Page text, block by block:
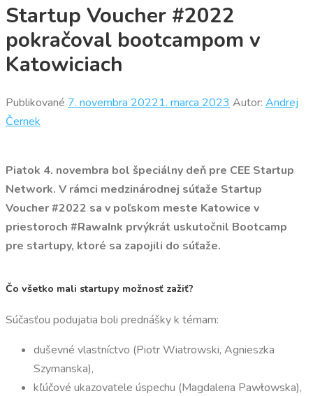
Startup Voucher #2022
pokračoval bootcampom v
Katowiciach
Publikované 7. novembra 20221. marca 2023 Autor: Andrej
Černek
Piatok 4. novembra bol špeciálny deň pre CEE Startup
Network. V rámci medzinárodnej súťaže Startup
Voucher#2022 sa v poľskom meste Katowice v
priestoroch #RawaInk prvýkrát uskutočnil Bootcamp
pre startupy, ktoré sa zapojili do súťaže.
Čo všetko mali startupy možnosť zažiť?
Súčasťou podujatia boli prednášky k témam:
duševné vlastníctvo (Piotr Wiatrowski, Agnieszka
Szymanska),
kľúčové ukazovatele úspechu (Magdalena Pawłowska),